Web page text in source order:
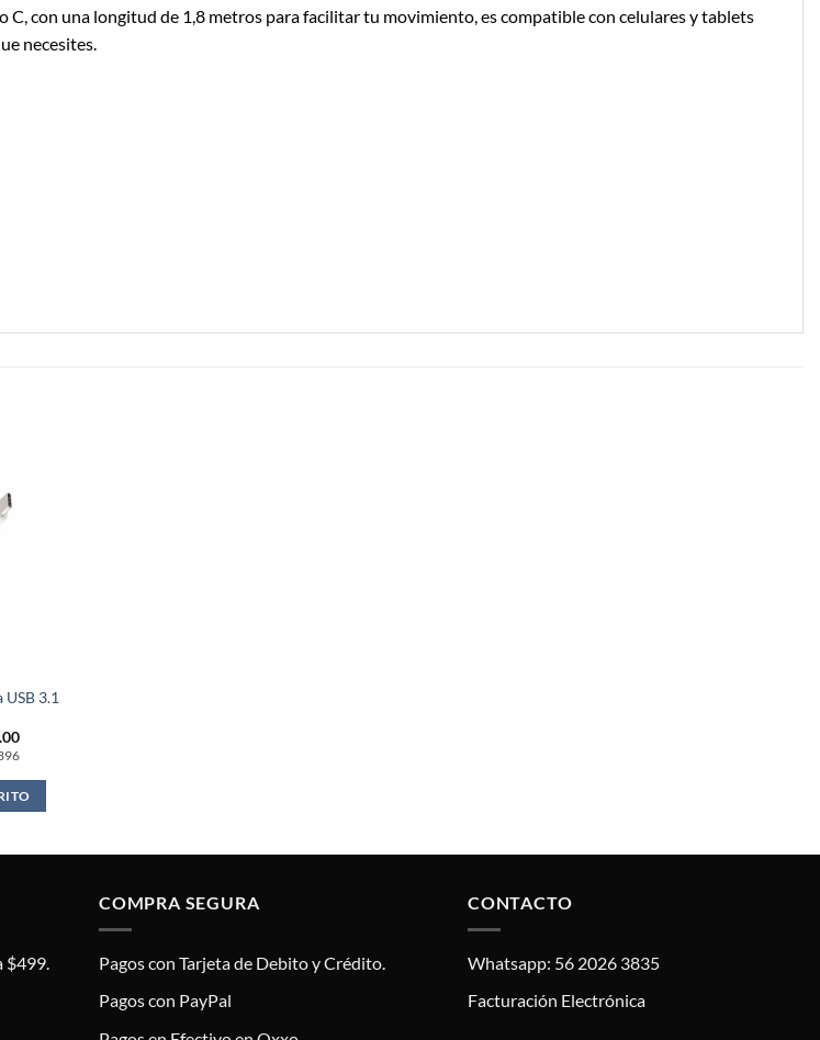
C, con una longitud de 1,8 metros para facilitar tu movimiento, es compatible con celulares y tablets
necesites.
USB 3.1
Current
$116.00.
$499.
COMPRA SEGURA
Pagos con Tarjeta de Debito y Crédito.
Pagos con PayPal
CONTACTO
Whatsapp: 56 2026 3835
Facturación Electrónica